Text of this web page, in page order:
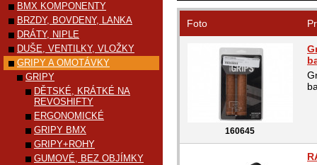
Foto
160645
BMX KOMPONENTY
BRZDY, BOVDENY, LANKA
DRÁTY, NIPLE
DUŠE, VENTILKY, VLOŽKY
GRIPY A OMOTÁVKY
GRIPY
DĚTSKÉ, KRÁTKÉ NA
REVOSHIFTY
ERGONOMICKÉ
GRIPY BMX
GRIPY+ROHY
GUMOVÉ, BEZ OBJÍMKY